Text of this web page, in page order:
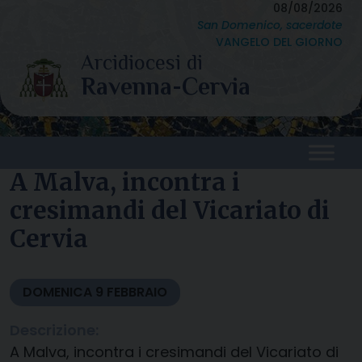
content
08/08/2026
San Domenico, sacerdote
VANGELO DEL GIORNO
A Malva, incontra i
cresimandi del Vicariato di
Cervia
DOMENICA 9 FEBBRAIO
A Malva, incontra i cresimandi del Vicariato di